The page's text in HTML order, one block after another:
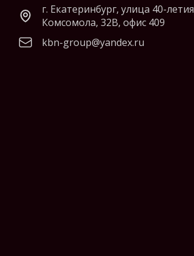
г. Екатеринбург, улица 40-летия
Комсомола, 32В, офис 409
kbn-group@yandex.ru